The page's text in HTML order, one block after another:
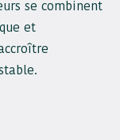
se combinent
et